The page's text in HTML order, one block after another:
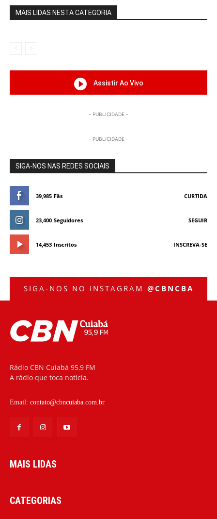
MAIS LIDAS NESTA CATEGORIA
Assistir Ao Vivo
- PUBLICIDADE -
- PUBLICIDADE -
SIGA-NOS NAS REDES SOCIAIS
39,985 Fãs CURTIDA
23,400 Seguidores SEGUIR
14,453 Inscritos INSCREVA-SE
SIGA-NOS NO INSTAGRAM @CBNCBA
Rádio CBN Cuiabá 95,9 FM
A rádio que toca notícia.
Email: contato@cbncuiaba.com.br
MAIS LIDAS
CATEGORIAS